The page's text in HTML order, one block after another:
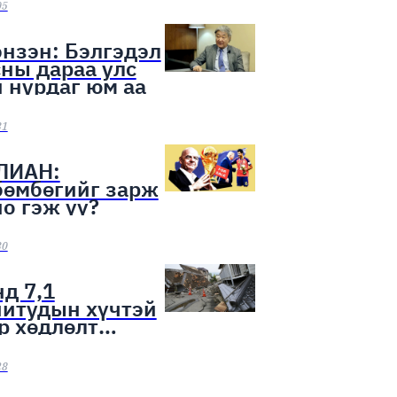
Бэлгэдэл
дараа улс
нурдаг юм аа
зарж
гэж үү?
7,1
хүчтэй
хөдлөлт